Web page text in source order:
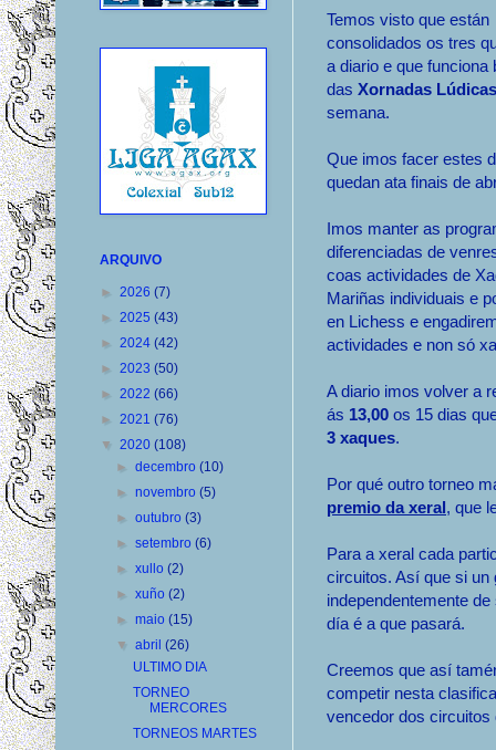
Temos visto que están
consolidados os tres
a diario e que funciona
das Xornadas Lúdicas
semana.
Que imos facer estes
quedan ata finais de
Imos manter as
diferenciadas de
coas actividades de
Mariñas individuais e
en Lichess e
actividades e non só
A diario imos volver a
ás 13,00 os 15 dias
3 xaques.
Por qué outro torneo
premio da xeral, que
Para a xeral cada
circuitos. Así que si un
independentemente
día é a que pasará.
Creemos que así
competir nesta
vencedor dos circuitos
ARQUIVO
► 2026 (7)
► 2025 (43)
► 2024 (42)
► 2023 (50)
► 2022 (66)
► 2021 (76)
▼ 2020 (108)
►decembro(10)
►novembro(5)
►outubro(3)
►setembro(6)
►xullo(2)
►xuño(2)
►maio(15)
▼abril(26)
ULTIMO DIA
TORNEO
MERCORES
TORNEOS MARTES